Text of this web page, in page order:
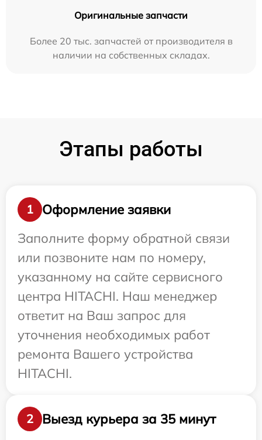
Оригинальные запчасти
Более 20 тыс. запчастей от производителя в
наличии на собственных складах.
Этапы работы
1
Оформление заявки
Заполните форму обратной связи
или позвоните нам по номеру,
указанному на сайте сервисного
центра HITACHI. Наш менеджер
ответит на Ваш запрос для
уточнения необходимых работ
ремонта Вашего устройства
HITACHI.
2
Выезд курьера за 35 минут